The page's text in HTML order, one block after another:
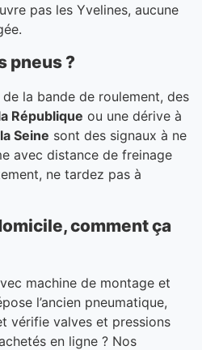
pas les Yvelines, aucune
pneus ?
de la bande de roulement, des
République ou une dérive à
Seine sont des signaux à ne
avec distance de freinage
ne tardez pas à
comment ça
machine de montage et
l’ancien pneumatique,
vérifie valves et pressions
en ligne ? Nos